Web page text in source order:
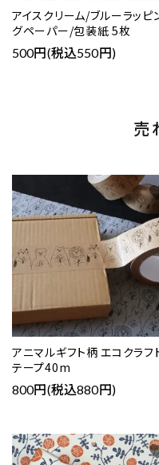
アイスクリーム/ブルーラッピ
グペーパー/包装紙 5枚
500円(税込550円)
売
アニマルギフト柄 エコクラフ
テープ40m
800円(税込880円)